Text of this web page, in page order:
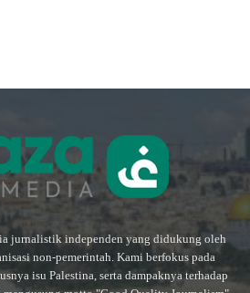
jurnalistik independen yang didukung oleh
non-pemerintah. Kami berfokus pada
isu Palestina, serta dampaknya terhadap